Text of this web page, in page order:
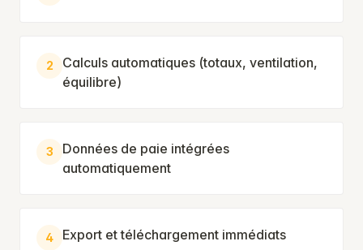
2
Calculs automatiques (totaux, ventilation,
équilibre)
3
Données de paie intégrées
automatiquement
4 Export et téléchargement immédiats